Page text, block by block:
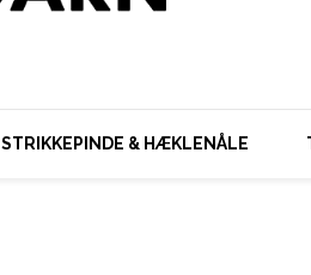
STRIKKEPINDE & HÆKLENÅLE